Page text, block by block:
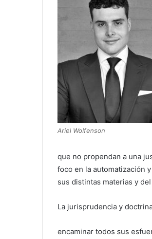
Ariel Wolfenson
que no propendan a una
foco en la automatización
sus distintas materias y
La jurisprudencia y
encaminar todos sus